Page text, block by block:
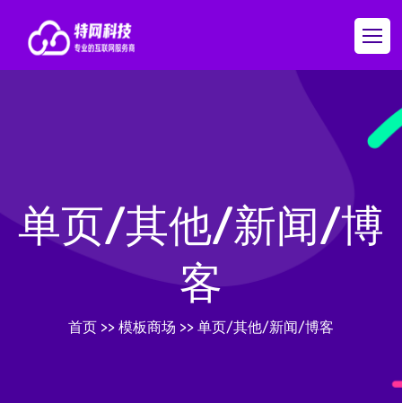
单页/其他/新闻/博
客
首页 >> 模板商场 >> 单页/其他/新闻/博客